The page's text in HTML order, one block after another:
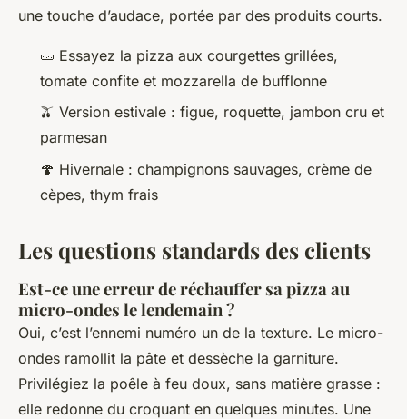
une touche d’audace, portée par des produits courts.
🥒 Essayez la pizza aux courgettes grillées,
tomate confite et mozzarella de bufflonne
🫒 Version estivale : figue, roquette, jambon cru et
parmesan
🍄 Hivernale : champignons sauvages, crème de
cèpes, thym frais
Les questions standards des clients
Est-ce une erreur de réchauffer sa pizza au
micro-ondes le lendemain ?
Oui, c’est l’ennemi numéro un de la texture. Le micro-
ondes ramollit la pâte et dessèche la garniture.
Privilégiez la poêle à feu doux, sans matière grasse :
elle redonne du croquant en quelques minutes. Une